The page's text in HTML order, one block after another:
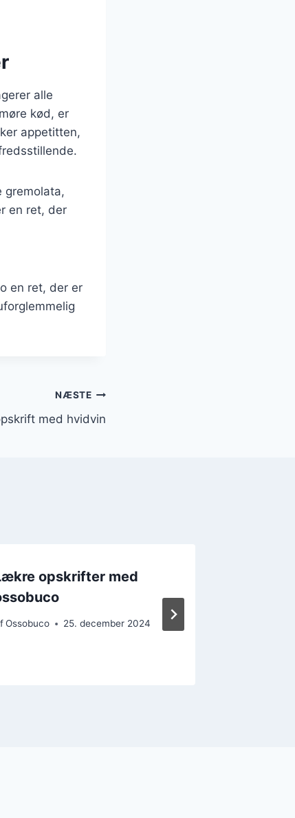
alle
kød, er
appetitten,
gremolata,
en ret, der
en ret, der er
NÆSTE
med hvidvin
opskrifter med
Ossobuco 25. december 2024